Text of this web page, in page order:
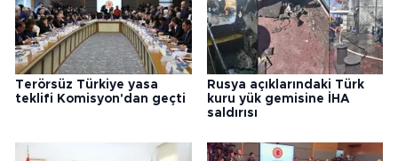
Terörsüz Türkiye yasa
teklifi Komisyon'dan geçti
Rusya açıklarındaki Türk
kuru yük gemisine İHA
saldırısı